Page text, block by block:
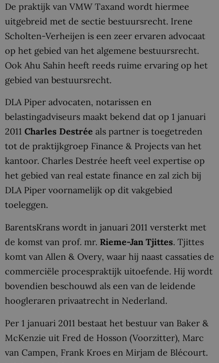
De praktijk van VMW Taxand wordt hiermee
uitgebreid met de sectie bestuursrecht. Irene
Scholten-Verheijen is een zeer ervaren advocaat
op het gebied van het algemene bestuursrecht.
Ook Ahu Sahin heeft reeds ruime ervaring op het
gebied van bestuursrecht.
DLA Piper advocaten, notarissen en
belastingadviseurs maakt bekend dat op 1 januari
2011 Charles Destrée als partner is toegetreden
tot de praktijkgroep Finance & Projects van het
kantoor. Charles Destrée heeft veel expertise op
het gebied van real estate finance en zal zich bij
DLA Piper voornamelijk op dit vakgebied
toeleggen.
BarentsKrans wordt in januari 2011 versterkt met
de komst van prof. mr. Rieme-Jan Tjittes. Tjittes
komt van Allen & Overy, waar hij naast cassaties de
commerciële procespraktijk uitoefende. Hij wordt
bovendien beschouwd als een van de leidende
hoogleraren privaatrecht in Nederland.
Per 1 januari 2011 bestaat het bestuur van Baker &
McKenzie uit Fred de Hosson (Voorzitter), Marc
van Campen, Frank Kroes en Mirjam de Blécourt.